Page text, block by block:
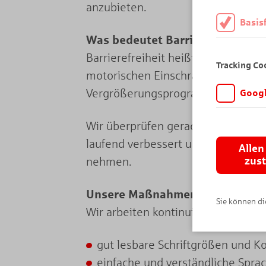
anzubieten.
Was bedeutet Barrierefreiheit?
Barrierefreiheit heißt, dass eine
motorischen Einschränkungen.
Vergrößerungsprogrammen oder
Wir überprüfen gerade unsere
laufend verbessert und
nehmen.
Unsere Maßnahmen
Wir arbeiten kontinuierlich daran,
gut lesbare Schriftgrößen und
einfache und verständliche
Tracking
Analytics.
wird vor der
Allen
Sie können